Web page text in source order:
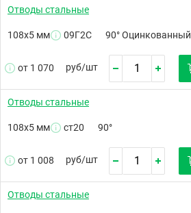
Отводы стальные
108х5 мм 09Г2С 90° Оцинкованный
от 1 070 руб/шт
Отводы стальные
108х5 мм ст20 90°
от 1 008 руб/шт
Отводы стальные